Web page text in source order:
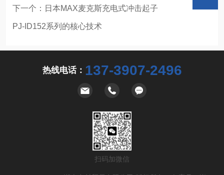
下一个： 日本MAX麦克斯充电式冲击起子
PJ-ID152系列的核心技术
热线电话： 137-3907-2496
扫码加微信